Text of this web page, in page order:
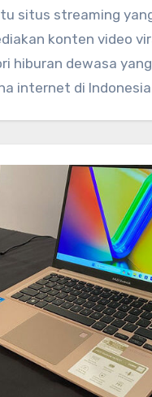
situs streaming
konten video
hiburan dewasa
internet di